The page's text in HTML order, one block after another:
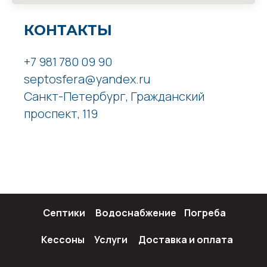
КОНТАКТЫ
+7 981 780 09 90
septosfera@yandex.ru
Санкт-Петербург, Гражданский
проспект, 119
Септики Водоснабжение Погреба
Кессоны Услуги Доставка и оплата